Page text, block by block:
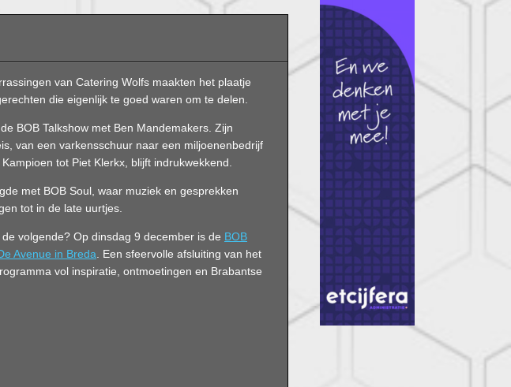
van Catering Wolfs maakten het plaatje
die eigenlijk te goed waren om te delen.
BOB Talkshow met Ben Mandemakers. Zijn
van een varkensschuur naar een miljoenenbedrijf
tot Piet Klerkx, blijft indrukwekkend.
met BOB Soul, waar muziek en gesprekken
tot in de late uurtjes.
volgende? Op dinsdag 9 december is de BOB
Avenue in Breda . Een sfeervolle afsluiting van het
vol inspiratie, ontmoetingen en Brabantse